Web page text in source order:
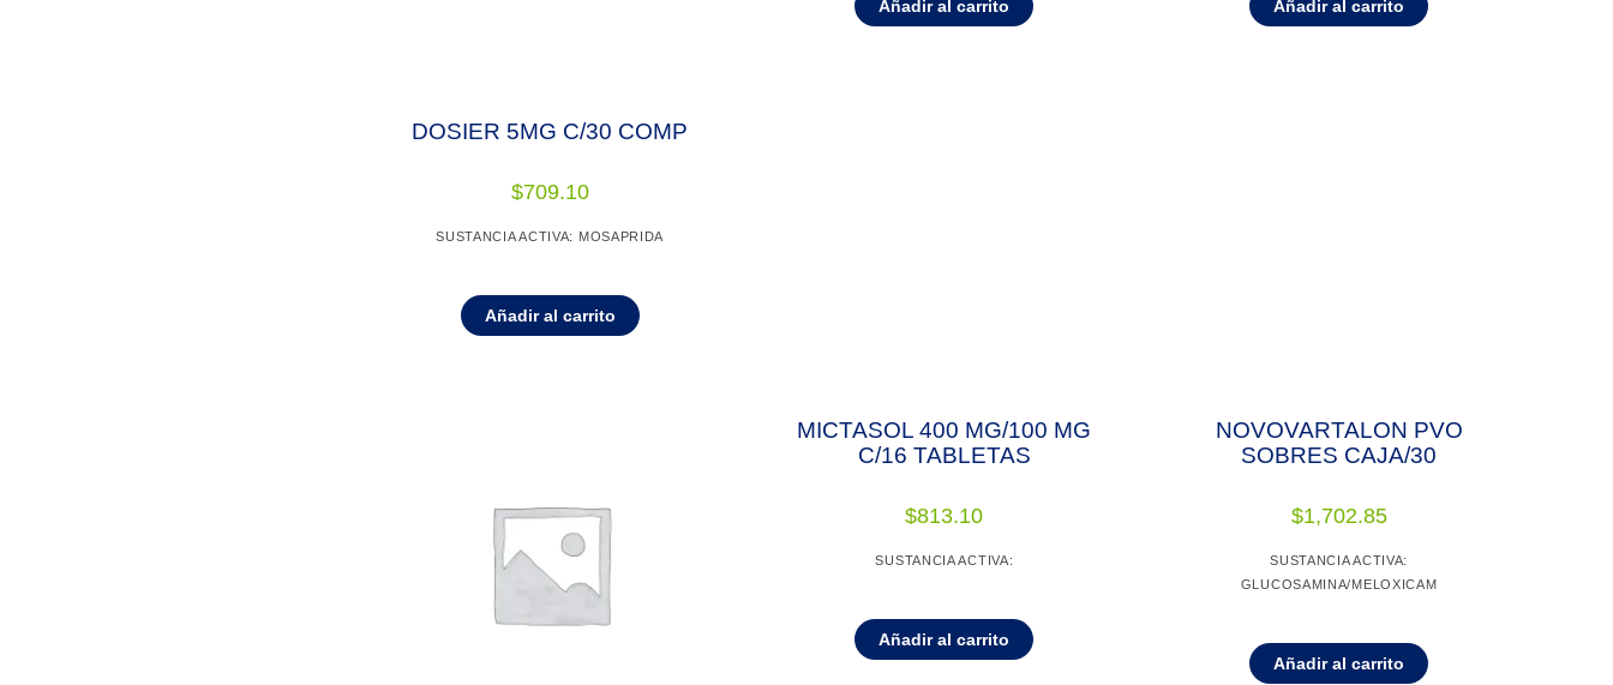
DOSIER 5MG C/30 COMP
$709.10
SUSTANCIA ACTIVA: MOSAPRIDA
Añadir al carrito
Añadir al carrito Añadir al carrito
MICTASOL 400 MG/100 MG
C/16 TABLETAS
$813.10
SUSTANCIA ACTIVA:
Añadir al carrito
NOVOVARTALON PVO
SOBRES CAJA/30
$1,702.85
SUSTANCIA ACTIVA:
GLUCOSAMINA/MELOXICAM
Añadir al carrito